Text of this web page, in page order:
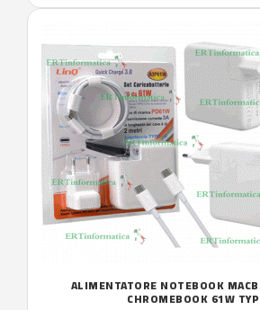
ALIMENTATORE NOTEBOOK
CHROMEBOOK 61W